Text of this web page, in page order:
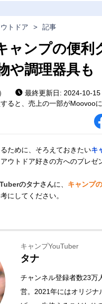
トドア > 記事
ャンプの便
や調理器具も
最終更新日: 2024-10-15
ると、売上の一部がMoovoo
ために、そろえておきたいキ
ウトドア好きの方へのプレゼ
のタナさんに、 キャンプ
にしてください。
キャンプYouTuber
タナ
チャンネル登録者数23万
営。2021年にはオリジナ